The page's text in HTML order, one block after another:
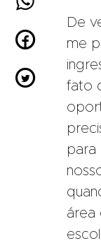


De
me
fato
para
área